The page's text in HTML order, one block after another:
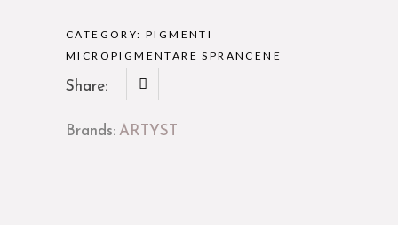
CATEGORY:PIGMENTI
MICROPIGMENTARE SPRANCENE
Share:
Brands: ARTYST